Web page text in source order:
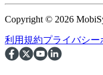
Copyright © 2026
利用規約プライバシー